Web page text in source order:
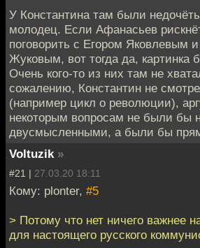
У Константина там были
молодец. Если Афанасьев
поговорить с Егором Яковлевым
Жуковым, вот тогда да, картинка
Очень кого-то из них там не
сожалению, Константин не
(например цикл о революции),
некоторым вопросам не были бы
двусмысленными, а были бы
Voltuzik »
#21 | 27.03.20 18:11
Кому: plonter, #5
> Потому что нет ничего важнее
для настоящего русского